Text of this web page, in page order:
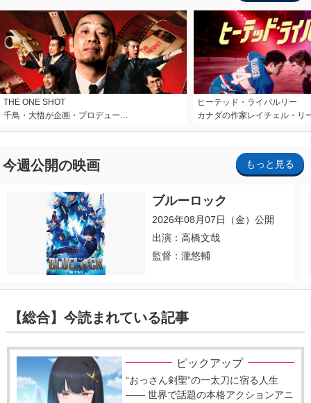
THE ONE SHOT
千鳥・大悟が企画・プロデュー…
ヒーテッド・ライバルリー
カナダの作家レイチェル・リ
今週公開の映画 もっと見る
ブルーロック
2026年08月07日（金）公開
出演：高橋文哉
監督：瀧悠輔
【総合】今読まれている記事
ピックアップ
“おっさん剣聖”の一太刀に宿る人生
―― 世界で話題の本格アクションアニ